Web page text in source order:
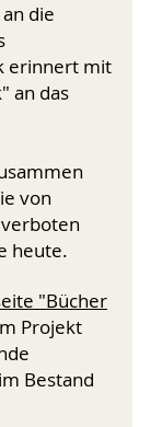
die
erinnert mit
an das
von
heute.
"Bücher
Projekt
Bestand